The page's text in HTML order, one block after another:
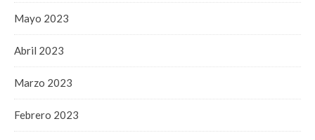
Mayo 2023
Abril 2023
Marzo 2023
Febrero 2023